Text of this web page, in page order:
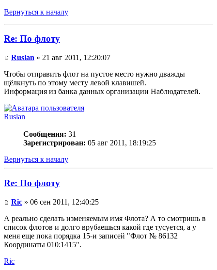
Вернуться к началу
Re: По флоту
Ruslan » 21 авг 2011, 12:20:07
Чтобы отправить флот на пустое место нужно дважды
щёлкнуть по этому месту левой клавишей.
Информация из банка данных организации Наблюдателей.
Ruslan
Сообщения: 31
Зарегистрирован: 05 авг 2011, 18:19:25
Вернуться к началу
Re: По флоту
Ric » 06 сен 2011, 12:40:25
А реально сделать изменяемым имя Флота? А то смотришь в
список флотов и долго врубаешься какой где тусуется, а у
меня еще пока порядка 15-и записей "Флот № 86132
Координаты 010:1415".
Ric